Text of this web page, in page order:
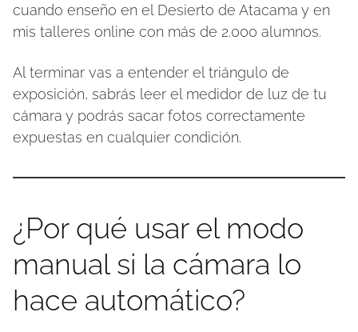
cuando enseño en el Desierto de Atacama y en
mis talleres online con más de 2.000 alumnos.
Al terminar vas a entender el triángulo de
exposición, sabrás leer el medidor de luz de tu
cámara y podrás sacar fotos correctamente
expuestas en cualquier condición.
¿Por qué usar el modo
manual si la cámara lo
hace automático?